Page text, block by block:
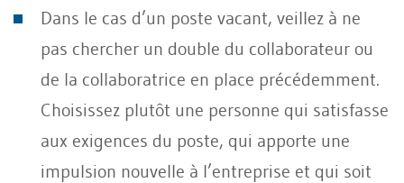
Dans le cas d’un poste vacant, veillez à ne
pas chercher un double du collaborateur ou
de la collaboratrice en place précédemment.
Choisissez plutôt une personne qui satisfasse
aux exigences du poste, qui apporte une
impulsion nouvelle à l’entreprise et qui soit